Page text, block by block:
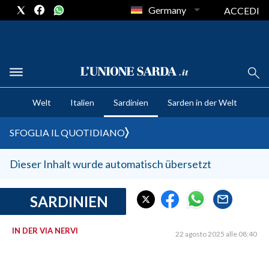
CRONACA SARDEGNA
CAGLIARI
SULCIS IGLESIENTE
MEDIO CAMPIDANO
SASSARI E PROVINCIA
GALLURA
NUORO E PROVINCIA
Germany ACCEDI
Welt Italien Sardinien Sarden in der Welt
SFOGLIA IL QUOTIDIANO
Dieser Inhalt wurde automatisch übersetzt
SARDINIEN
IN DER VIA NERVI 22 agosto 2025 alle 08:40